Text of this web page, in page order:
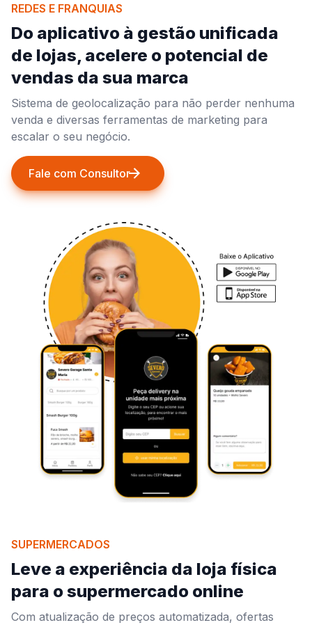
REDES E FRANQUIAS
Do aplicativo à gestão unificada
de lojas, acelere o potencial de
vendas da sua marca
Sistema de geolocalização para não perder nenhuma
venda e diversas ferramentas de marketing para
escalar o seu negócio.
Fale com Consultor
SUPERMERCADOS
Leve a experiência da loja física
para o supermercado online
Com atualização de preços automatizada, ofertas